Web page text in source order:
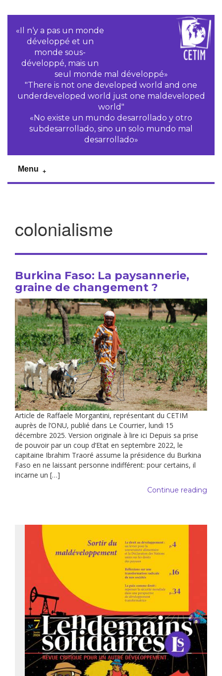
«Il n‘y a pas un monde
développé et un
monde sous-
développé, mais un
seul monde mal développé»
"There is not one developed world and one
underdeveloped world just one maldeveloped
world"
«No existe un mundo desarrollado y otro
subdesarrollado, sino un solo mundo mal
desarrollado»
Menu
colonialisme
Burkina Faso: La paysannerie,
graine de changement ?
Article de Raffaele Morgantini, représentant du CETIM
auprès de l’ONU, publié dans Le Courrier, lundi 15
décembre 2025. Version originale à lire ici Depuis sa prise
de pouvoir par un coup d’Etat en septembre 2022, le
capitaine Ibrahim Traoré assume la présidence du Burkina
Faso en ne laissant personne indifférent: pour certains, il
incarne un […]
Continue reading